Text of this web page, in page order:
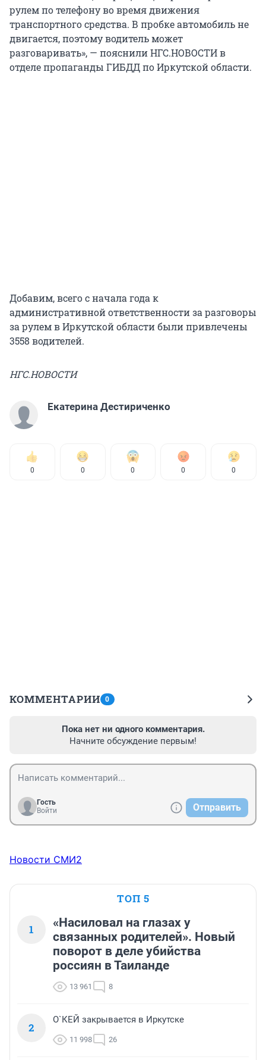
рулем по телефону во время движения
транспортного средства. В пробке автомобиль не
двигается, поэтому водитель может
разговаривать», — пояснили НГС.НОВОСТИ в
отделе пропаганды ГИБДД по Иркутской области.
Добавим, всего с начала года к
административной ответственности за разговоры
за рулем в Иркутской области были привлечены
3558 водителей.
НГС.НОВОСТИ
Екатерина Дестириченко
0 0 0 0 0
КОММЕНТАРИИ 0
Пока нет ни одного комментария.
Начните обсуждение первым!
Гость
Войти
Отправить
Новости СМИ2
ТОП 5
1
«Насиловал на глазах у
связанных родителей». Новый
поворот в деле убийства
россиян в Таиланде
13 961 8
2
О`КЕЙ закрывается в Иркутске
11 998 26